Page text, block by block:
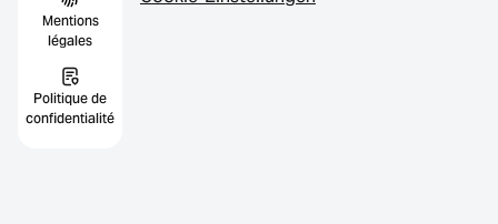
Mentions
légales
Politique de
confidentialité